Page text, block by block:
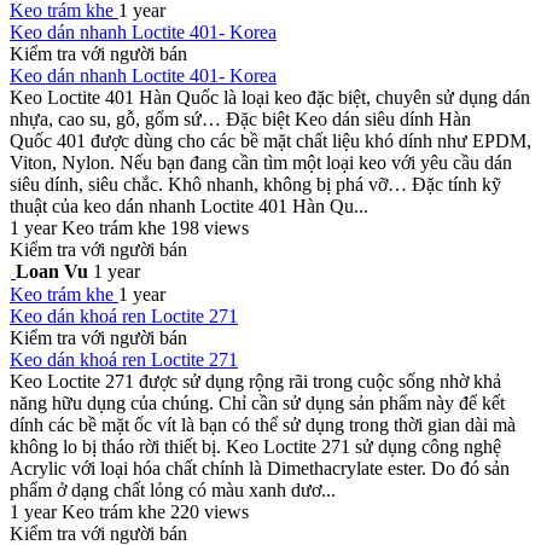
Keo trám khe 1 year
Keo dán nhanh Loctite 401- Korea
Kiểm tra với người bán
Keo dán nhanh Loctite 401- Korea
Keo Loctite 401 Hàn Quốc là loại keo đặc biệt, chuyên sử dụng dán
nhựa, cao su, gỗ, gốm sứ… Đặc biệt Keo dán siêu dính Hàn
Quốc 401 được dùng cho các bề mặt chất liệu khó dính như EPDM,
Viton, Nylon. Nếu bạn đang cần tìm một loại keo với yêu cầu dán
siêu dính, siêu chắc. Khô nhanh, không bị phá vỡ… Đặc tính kỹ
thuật của keo dán nhanh Loctite 401 Hàn Qu...
1 year Keo trám khe 198 views
Kiểm tra với người bán
Loan Vu 1 year
Keo trám khe 1 year
Keo dán khoá ren Loctite 271
Kiểm tra với người bán
Keo dán khoá ren Loctite 271
Keo Loctite 271 được sử dụng rộng rãi trong cuộc sống nhờ khả
năng hữu dụng của chúng. Chỉ cần sử dụng sản phẩm này để kết
dính các bề mặt ốc vít là bạn có thể sử dụng trong thời gian dài mà
không lo bị tháo rời thiết bị. Keo Loctite 271 sử dụng công nghệ
Acrylic với loại hóa chất chính là Dimethacrylate ester. Do đó sản
phẩm ở dạng chất lỏng có màu xanh dươ...
1 year Keo trám khe 220 views
Kiểm tra với người bán